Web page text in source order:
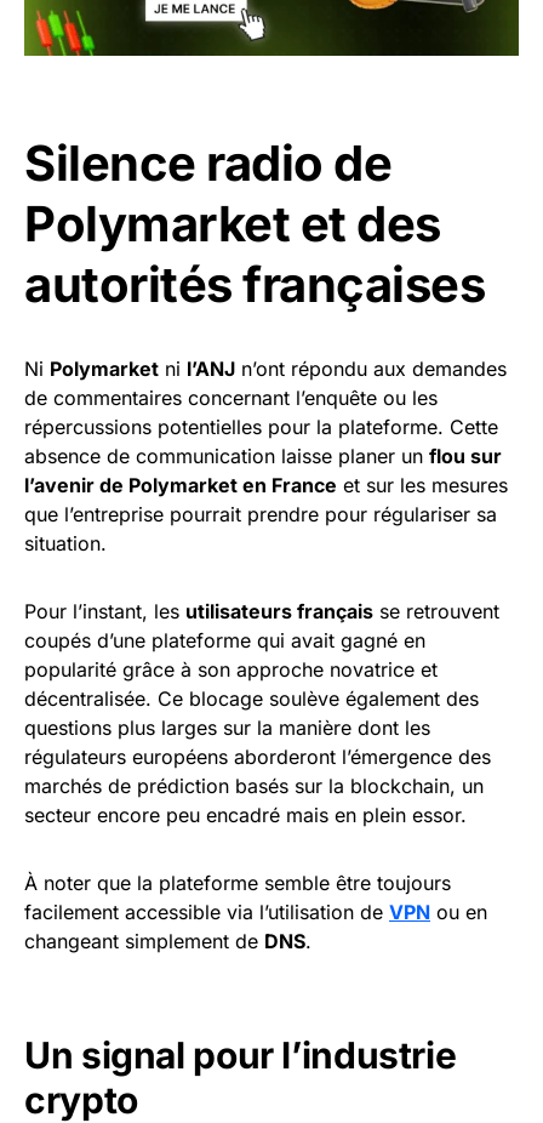
Silence radio de
Polymarket et des
autorités françaises
Ni Polymarket ni l’ANJ n’ont répondu aux demandes
de commentaires concernant l’enquête ou les
répercussions potentielles pour la plateforme. Cette
absence de communication laisse planer un flou sur
l’avenir de Polymarket en France et sur les mesures
que l’entreprise pourrait prendre pour régulariser sa
situation.
Pour l’instant, les utilisateurs français se retrouvent
coupés d’une plateforme qui avait gagné en
popularité grâce à son approche novatrice et
décentralisée. Ce blocage soulève également des
questions plus larges sur la manière dont les
régulateurs européens aborderont l’émergence des
marchés de prédiction basés sur la blockchain, un
secteur encore peu encadré mais en plein essor.
À noter que la plateforme semble être toujours
facilement accessible via l’utilisation de VPN ou en
changeant simplement de DNS.
Un signal pour l’industrie
crypto